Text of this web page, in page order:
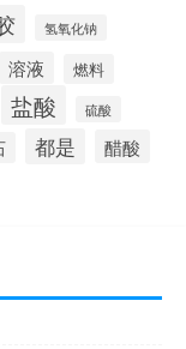
氢氧化钠
溶液 燃料
盐酸 硫酸
都是 醋酸